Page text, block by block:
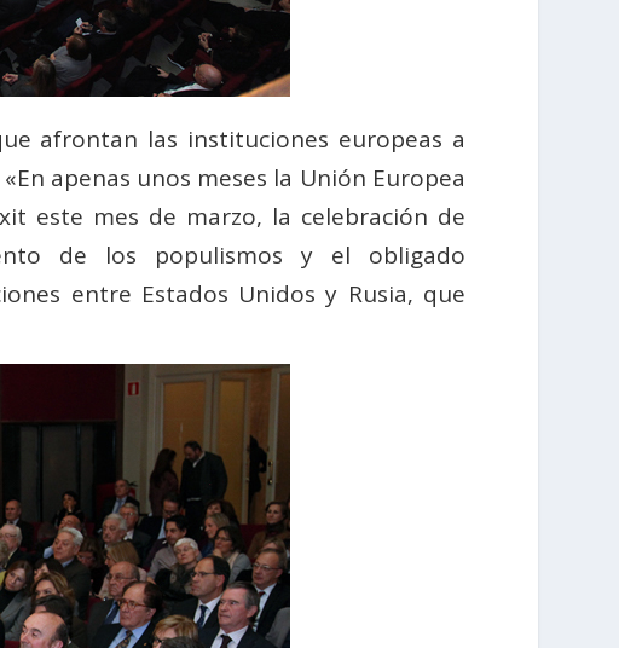
afrontan las instituciones europeas a
apenas unos meses la Unión Europea
este mes de marzo, la celebración de
de los populismos y el obligado
entre Estados Unidos y Rusia, que